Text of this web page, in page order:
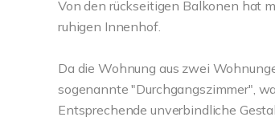
Von den rückseitigen Balkonen hat
ruhigen Innenhof.
Da die Wohnung aus zwei
sogenannte "Durchgangszimmer",
Entsprechende unverbindliche